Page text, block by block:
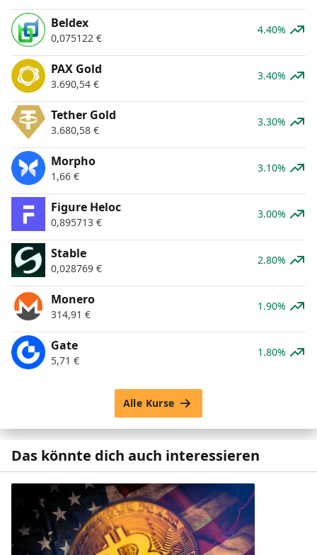
Beldex
0,075122 €
4.40%
PAX Gold
3.690,54 €
3.40%
Tether Gold
3.680,58 €
3.30%
Morpho
1,66 €
3.10%
Figure Heloc
0,895713 €
3.00%
​​Stable
0,028769 €
2.80%
Monero
314,91 €
1.90%
Gate
5,71 €
1.80%
Alle Kurse
Das könnte dich auch interessieren